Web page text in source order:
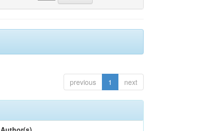
previous 1 next